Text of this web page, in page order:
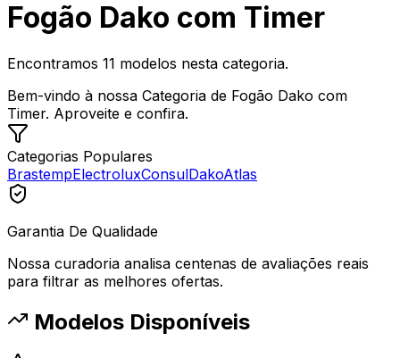
Fogão Dako com Timer
Encontramos 11 modelos nesta categoria.
Bem-vindo à nossa Categoria de Fogão Dako com
Timer. Aproveite e confira.
Categorias Populares
BrastempElectroluxConsulDakoAtlas
Garantia De Qualidade
Nossa curadoria analisa centenas de avaliações reais
para filtrar as melhores ofertas.
Modelos Disponíveis